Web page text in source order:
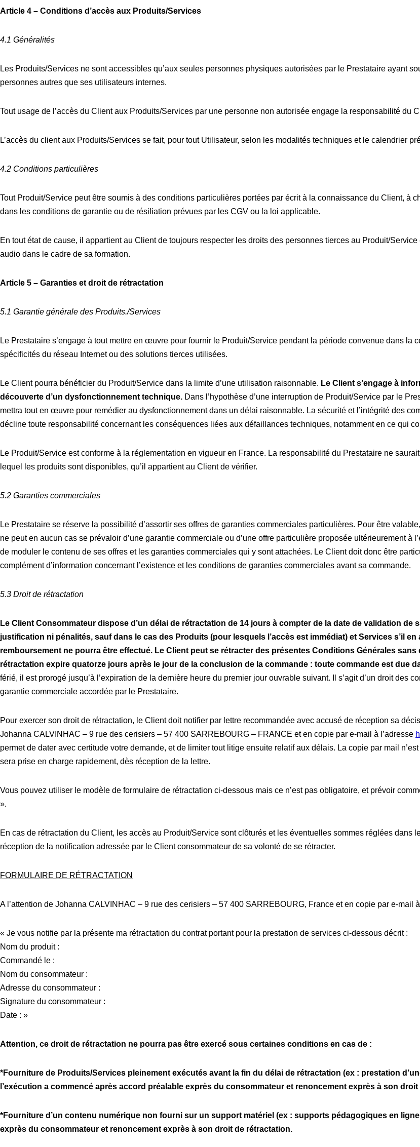
Article 4 – Conditions d’accès aux Produits/Services
4.1 Généralités
Les Produits/Services ne sont accessibles qu’aux seules personnes physiques autorisées par le Prestataire ayant
personnes autres que ses utilisateurs internes.
Tout usage de l’accès du Client aux Produits/Services par une personne non autorisée engage la responsabilité du
L’accès du client aux Produits/Services se fait, pour tout Utilisateur, selon les modalités techniques et le calendrier
4.2 Conditions particulières
Tout Produit/Service peut être soumis à des conditions particulières portées par écrit à la connaissance du Client, à
dans les conditions de garantie ou de résiliation prévues par les CGV ou la loi applicable.
En tout état de cause, il appartient au Client de toujours respecter les droits des personnes tierces au Produit/
audio dans le cadre de sa formation.
Article 5 – Garanties et droit de rétractation
5.1 Garantie générale des Produits./Services
Le Prestataire s’engage à tout mettre en œuvre pour fournir le Produit/Service pendant la période convenue dans
spécificités du réseau Internet ou des solutions tierces utilisées.
Le Client pourra bénéficier du Produit/Service dans la limite d’une utilisation raisonnable. Le Client s’engage à
découverte d’un dysfonctionnement technique. Dans l’hypothèse d’une interruption de Produit/Service par le
mettra tout en œuvre pour remédier au dysfonctionnement dans un délai raisonnable. La sécurité et l’intégrité des
décline toute responsabilité concernant les conséquences liées aux défaillances techniques, notamment en ce qui
Le Produit/Service est conforme à la réglementation en vigueur en France. La responsabilité du Prestataire ne
lequel les produits sont disponibles, qu’il appartient au Client de vérifier.
5.2 Garanties commerciales
Le Prestataire se réserve la possibilité d’assortir ses offres de garanties commerciales particulières. Pour être
ne peut en aucun cas se prévaloir d’une garantie commerciale ou d’une offre particulière proposée ultérieurement
de moduler le contenu de ses offres et les garanties commerciales qui y sont attachées. Le Client doit donc être
complément d’information concernant l’existence et les conditions de garanties commerciales avant sa commande.
5.3 Droit de rétractation
Le Client Consommateur dispose d’un délai de rétractation de 14 jours à compter de la date de validation
justification ni pénalités, sauf dans le cas des Produits (pour lesquels l’accès est immédiat) et Services s’il
remboursement ne pourra être effectué. Le Client peut se rétracter des présentes Conditions Générales
rétractation expire quatorze jours après le jour de la conclusion de la commande : toute commande est due
férié, il est prorogé jusqu’à l’expiration de la dernière heure du premier jour ouvrable suivant. Il s’agit d’un droit des
garantie commerciale accordée par le Prestataire.
Pour exercer son droit de rétractation, le Client doit notifier par lettre recommandée avec accusé de réception sa
Johanna CALVINHAC – 9 rue des cerisiers – 57 400 SARREBOURG – FRANCE et en copie par e-mail à l’adresse
permet de dater avec certitude votre demande, et de limiter tout litige ensuite relatif aux délais. La copie par mail
sera prise en charge rapidement, dès réception de la lettre.
Vous pouvez utiliser le modèle de formulaire de rétractation ci-dessous mais ce n’est pas obligatoire, et prévoir
».
En cas de rétractation du Client, les accès au Produit/Service sont clôturés et les éventuelles sommes réglées
réception de la notification adressée par le Client consommateur de sa volonté de se rétracter.
FORMULAIRE DE RÉTRACTATION
A l’attention de Johanna CALVINHAC – 9 rue des cerisiers – 57 400 SARREBOURG, France et en copie par e-mail à
« Je vous notifie par la présente ma rétractation du contrat portant pour la prestation de services ci-dessous décrit :
Nom du produit :
Commandé le :
Nom du consommateur :
Adresse du consommateur :
Signature du consommateur :
Date : »
Attention, ce droit de rétractation ne pourra pas être exercé sous certaines conditions en cas de :
*Fourniture de Produits/Services pleinement exécutés avant la fin du délai de rétractation (ex : prestation
l’exécution a commencé après accord préalable exprès du consommateur et renoncement exprès à son
*Fourniture d’un contenu numérique non fourni sur un support matériel (ex : supports pédagogiques en
exprès du consommateur et renoncement exprès à son droit de rétractation.